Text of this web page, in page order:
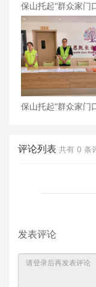
保山托起“群众家门
福”（6）‖腾冲猴桥
口的“火塘会”，激
理“神经末梢”
保山托起“群众家门
评论列表 共有 0 条
发表评论